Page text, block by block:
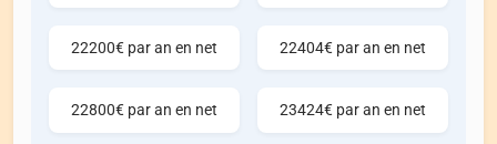
22200€ par an en net 22404€ par an en net
22800€ par an en net 23424€ par an en net